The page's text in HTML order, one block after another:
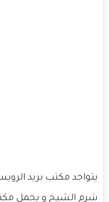
يتواجد مكتب بريد
شرم الشيخ و يحمل